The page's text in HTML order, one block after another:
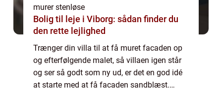
murer stenløse
Bolig til leje i Viborg: sådan finder du
den rette lejlighed
Trænger din villa til at få muret facaden op
og efterfølgende malet, så villaen igen står
og ser så godt som ny ud, er det en god idé
at starte med at få facaden sandblæst.